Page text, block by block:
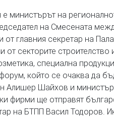
министърът на
на Смесената
главния секретар на
секторите
специална
който се очаква да
Алишер Шайхов и
фирми ще отправят
на БТПП Васил Тодоров.